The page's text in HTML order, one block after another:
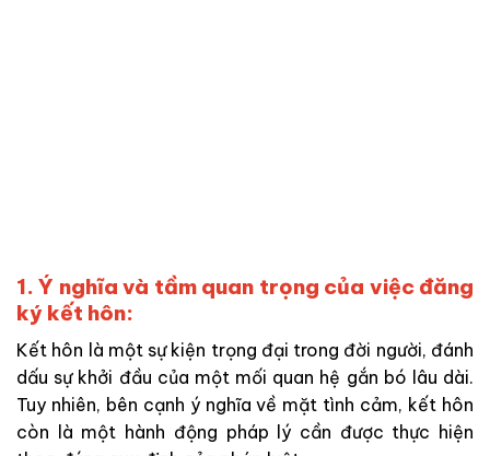
1. Ý nghĩa và tầm quan trọng của việc đăng
ký kết hôn:
Kết hôn là một sự kiện trọng đại trong đời người, đánh
dấu sự khởi đầu của một mối quan hệ gắn bó lâu dài.
Tuy nhiên, bên cạnh ý nghĩa về mặt tình cảm, kết hôn
còn là một hành động pháp lý cần được thực hiện